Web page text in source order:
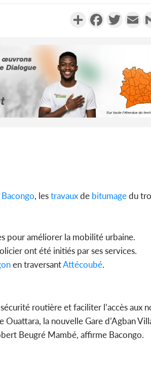
PartagerFacebookTwitter
Bacongo, lestravauxde bitumagedu
pour améliorer la mobilité urbaine.
ont été initiés par ses services.
en traversantAttécoubé.
routière et faciliter l’accès aux
la nouvelle Gare d’Agban
Beugré Mambé, affirme Bacongo.
Côte d'Ivoire
des 100 000
le
Côte d'Ivoire :
pas mourir